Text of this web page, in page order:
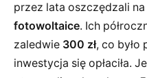
przez lata oszczędzali
fotowoltaice. Ich
zaledwie 300 zł, co było
inwestycja się opłaciła.